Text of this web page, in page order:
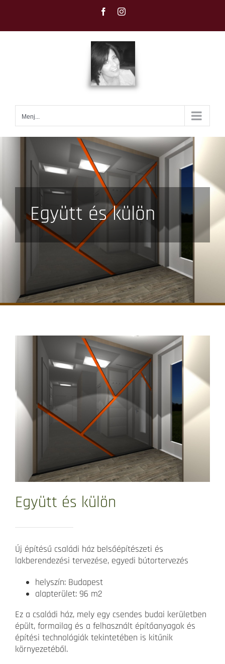
FacebookInstagram
Menj...
Együtt és külön
Együtt és külön
Új építésű családi ház belsőépítészeti és
lakberendezési tervezése, egyedi bútortervezés
helyszín: Budapest
alapterület: 96 m2
Ez a családi ház, mely egy csendes budai kerületben
épült, formailag és a felhasznált építőanyagok és
építési technológiák tekintetében is kitűnik
környezetéből.